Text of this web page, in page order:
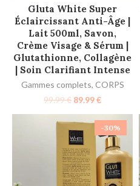
AJOUTER AU PANIER
Gluta White Super
Éclaircissant Anti-Âge |
Lait 500ml, Savon,
Crème Visage & Sérum |
Glutathionne, Collagène
| Soin Clarifiant Intense
Gammes complets, CORPS
99.99€ 89.99€
-30%